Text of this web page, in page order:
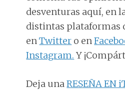
desventuras aquí, en
distintas plataformas
enTwitter o en
Instagram. Y
Deja unaRESEÑA EN